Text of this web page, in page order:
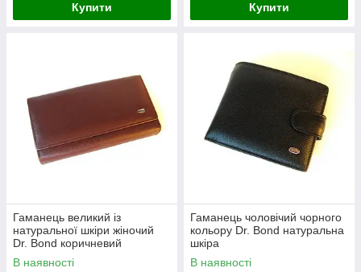
Купити Купити
Гаманець великий із
натуральної шкіри жіночий
Dr. Bond коричневий
В наявності
Гаманець чоловічий чорного
кольору Dr. Bond натуральна
шкіра
В наявності